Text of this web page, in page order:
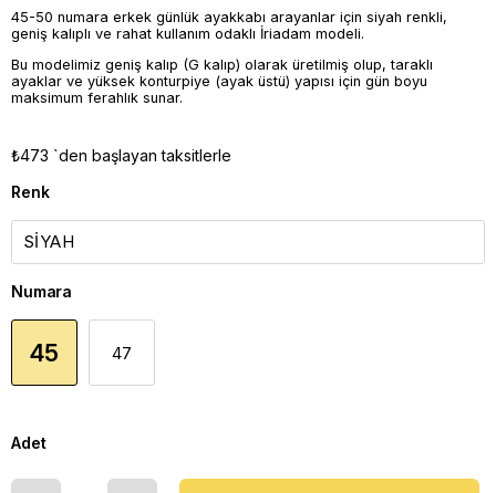
45-50 numara erkek günlük ayakkabı arayanlar için siyah renkli,
geniş kalıplı ve rahat kullanım odaklı İriadam modeli.
Bu modelimiz geniş kalıp (G kalıp) olarak üretilmiş olup, taraklı
ayaklar ve yüksek konturpiye (ayak üstü) yapısı için gün boyu
maksimum ferahlık sunar.
₺473 `den başlayan taksitlerle
Renk
Numara
45 47
Adet